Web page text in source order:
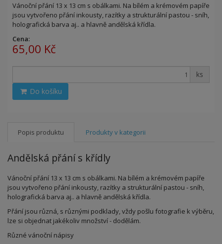
Vánoční přání 13 x 13 cm s obálkami. Na bílém a krémovém papíře
jsou vytvořeno přání inkousty, razítky a strukturální pastou - sníh,
holografická barva aj.. a hlavně andělská křídla.
Cena:
65,00 Kč
ks
Do košíku
Popis produktu Produkty v kategorii
Andělská přání s křídly
Vánoční přání 13 x 13 cm s obálkami. Na bílém a krémovém papíře
jsou vytvořeno přání inkousty, razítky a strukturální pastou - sníh,
holografická barva aj.. a hlavně andělská křídla.
Přání jsou různá, s různými podklady, vždy pošlu fotografie k výběru,
lze si objednat jakékoliv množství - dodělám.
Různé vánoční nápisy